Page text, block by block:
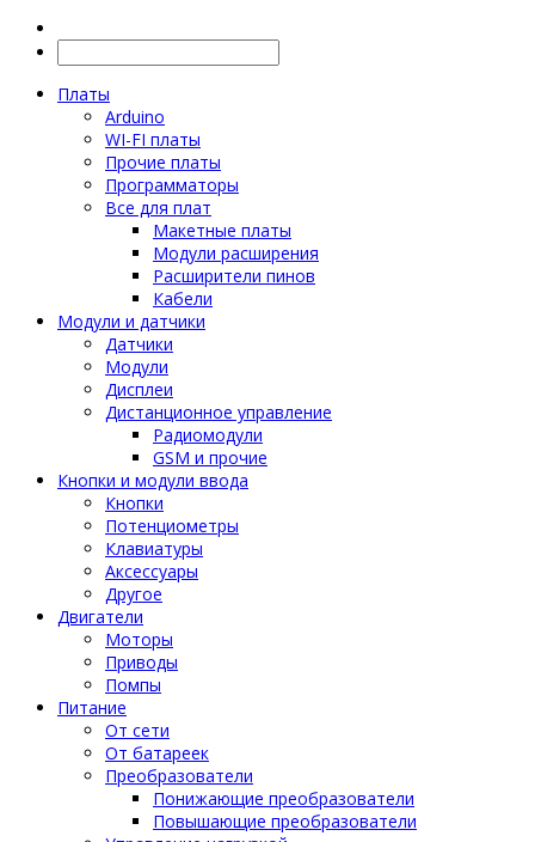
Платы
Arduino
WI-FI платы
Прочие платы
Программаторы
Все для плат
Макетные платы
Модули расширения
Расширители пинов
Кабели
Модули и датчики
Датчики
Модули
Дисплеи
Дистанционное управление
Радиомодули
GSM и прочие
Кнопки и модули ввода
Кнопки
Потенциометры
Клавиатуры
Аксессуары
Другое
Двигатели
Моторы
Приводы
Помпы
Питание
От сети
От батареек
Преобразователи
Понижающие преобразователи
Повышающие преобразователи